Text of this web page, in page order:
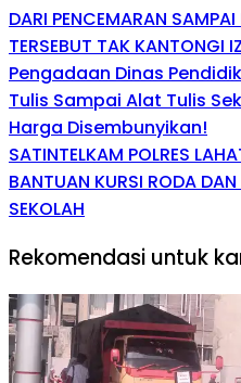
DARI PENCEMARAN
TERSEBUT TAK KANTONGI
Pengadaan Dinas
Tulis Sampai Alat Tulis
Harga Disembunyikan!
SATINTELKAM POLRES
BANTUAN KURSI RODA
SEKOLAH
Rekomendasi untuk